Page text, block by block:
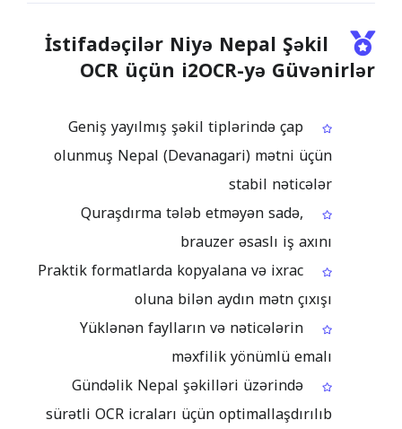
İstifadəçilər Niyə Nepal Şəkil
OCR üçün i2OCR-yə Güvənirlər
Geniş yayılmış şəkil tiplərində çap
olunmuş Nepal (Devanagari) mətni üçün
stabil nəticələr
Quraşdırma tələb etməyən sadə,
brauzer əsaslı iş axını
Praktik formatlarda kopyalana və ixrac
oluna bilən aydın mətn çıxışı
Yüklənən faylların və nəticələrin
məxfilik yönümlü emalı
Gündəlik Nepal şəkilləri üzərində
sürətli OCR icraları üçün optimallaşdırılıb